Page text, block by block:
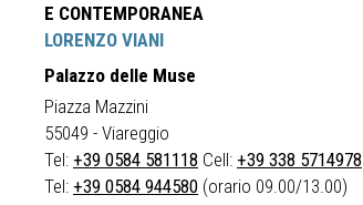
E CONTEMPORANEA
LORENZO VIANI
Palazzo delle Muse
Piazza Mazzini
55049 - Viareggio
Tel: +39 0584 581118 Cell: +39 338 5714978
Tel: +39 0584 944580 (orario 09.00/13.00)